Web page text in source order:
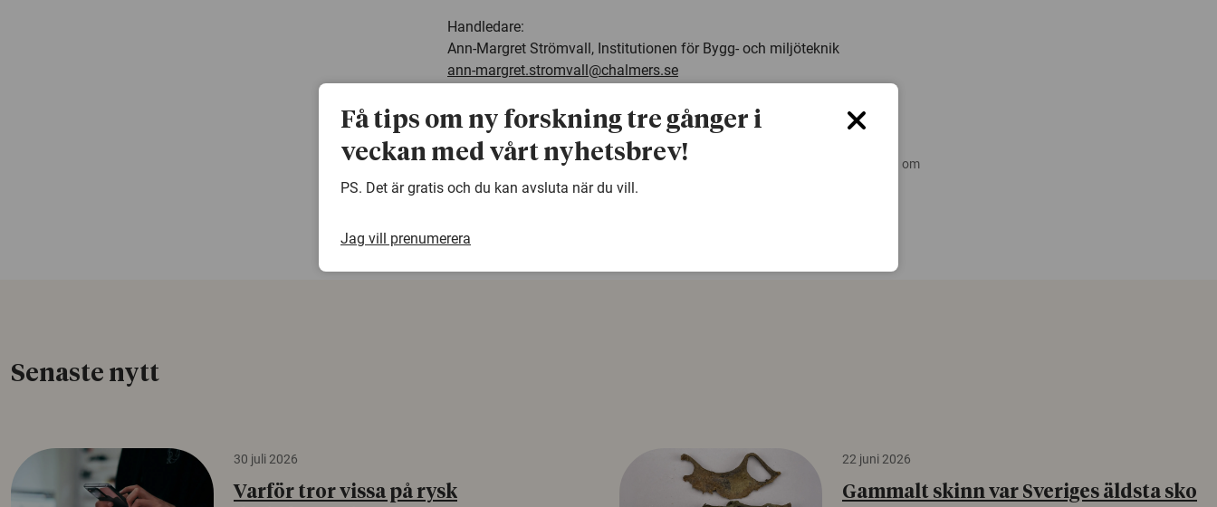
Handledare:
Ann-Margret Strömvall, Institutionen för Bygg- och miljöteknik
ann-margret.stromvall@chalmers.se
warningDenna artikel är några år gammal och det kan finnas nyare forskning om
samma ämne. Använd gärna vår sökfunktion!
Senaste nytt
30 juli 2026
Varför tror vissa på rysk
22 juni 2026
Gammalt skinn var Sveriges äldsta sko
Få tips om ny forskning tre gånger i
veckan med vårt nyhetsbrev!
PS. Det är gratis och du kan avsluta när du vill.
Jag vill prenumerera